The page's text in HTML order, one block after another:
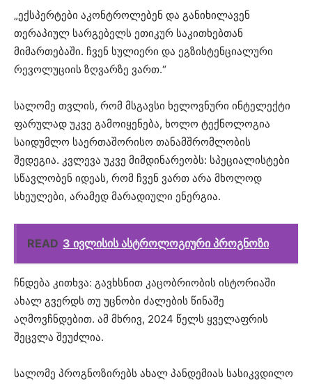
„ექსპერტები აკონტროლებენ და განიხილავენ
თერაპიულ სარგებელს ეთიკურ საკითხებთან
მიმართებაში. ჩვენ სულიერი და ეგზისტენციალური
რევოლუციის ზღვარზე ვართ.“
სალომე თვლის, რომ მსგავსი ხელოვნური ინტელექტი
ფარულად უკვე გამოიყენება, ხოლო ტექნოლოგია
საიდუმლო საერთაშორისო თანამშრომლობის
შედეგია. კვლევა უკვე მიმდინარეობს: სპეციალისტები
სწავლობენ იდეას, რომ ჩვენ ვართ არა მხოლოდ
სხეულები, არამედ მარადიული ენერგია.
READ 3 ივლისის ასტროლოგიური პროგნოზი
ჩნდება კითხვა: გავხსნით კაცობრიობის ისტორიაში
ახალ გვერდს თუ უცნობი ძალების წინაშე
აღმოვჩნდებით. ამ მხრივ, 2024 წელს ყველაფრის
შეცვლა შეუძლია.
სალომე პროგნოზირებს ახალ პანდემიას სასიკვდილო